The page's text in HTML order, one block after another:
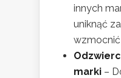
innych
uniknąć
marki –